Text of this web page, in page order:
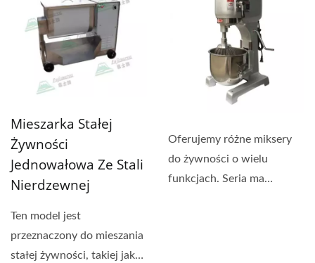
Mieszarka Stałej
Żywności
Jednowałowa Ze Stali
Nierdzewnej
Ten model jest
przeznaczony do mieszania
stałej żywności, takiej jak
Oferujemy różne miksery
do żywności o wielu
funkcjach. Seria ma